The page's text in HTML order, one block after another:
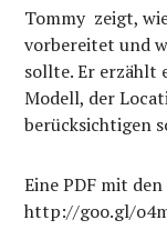
Tommy zeigt,
vorbereitet und
sollte. Er erzählt
Modell, der
berücksichtigen
Eine PDF mit
http://goo.gl/